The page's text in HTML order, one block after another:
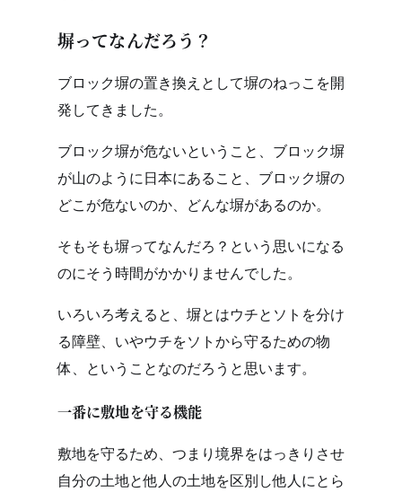
塀ってなんだろう？
ブロック塀の置き換えとして塀のねっこを開
発してきました。
ブロック塀が危ないということ、ブロック塀
が山のように日本にあること、ブロック塀の
どこが危ないのか、どんな塀があるのか。
そもそも塀ってなんだろ？という思いになる
のにそう時間がかかりませんでした。
いろいろ考えると、塀とはウチとソトを分け
る障壁、いやウチをソトから守るための物
体、ということなのだろうと思います。
一番に敷地を守る機能
敷地を守るため、つまり境界をはっきりさせ
自分の土地と他人の土地を区別し他人にとら